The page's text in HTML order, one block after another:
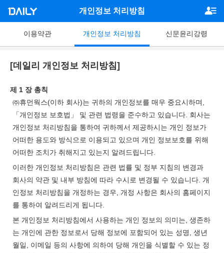
개인정보 처리방침
이용약관 개인정보 처리방침 신문윤리강령
[데일리 개인정보 처리방침]
제 1 장 총칙
㈜휴먼웍스(이하 회사)는 귀하의 개인정보를 매우 중요시하며,
「개인정보 보호법」 및 관련 법령을 준수하고 있습니다. 회사는
개인정보 처리방침을 통하여 귀하께서 제공하시는 개인 정보가
어떠한 용도와 방식으로 이용되고 있으며 개인 정보보호를 위해
어떠한 조치가 취해지고 있는지 알려드립니다.
이러한 개인정보 처리방침은 관련 법률 및 정부 지침의 변경과
회사의 약관 및 내부 방침에 따라 수시로 변경될 수 있습니다. 개
인정보 처리방침을 개정하는 경우, 개정 사항은 회사의 홈페이지
를 통하여 알려드리게 됩니다.
본 개인정보 처리방침에서 사용하는 개인 정보의 의미는, 생존하
는 개인에 관한 정보로서 당해 정보에 포함되어 있는 성명, 생년
월일, 이메일 등의 사항에 의하여 당해 개인을 식별할 수 있는 정